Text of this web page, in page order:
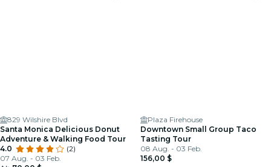
829 Wilshire Blvd
Santa Monica Delicious Donut
Adventure & Walking Food Tour
4.0
(2)
07 Aug. - 03 Feb.
Plaza Firehouse
Downtown Small Group Taco
Tasting Tour
08 Aug. - 03 Feb.
156,00 $